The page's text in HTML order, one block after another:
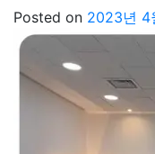
Posted on 2023년 4